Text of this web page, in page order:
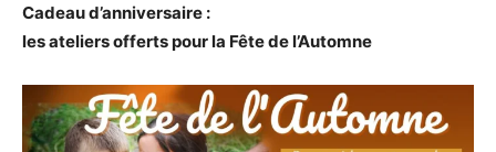
Cadeau d’anniversaire :
les ateliers offerts pour la Fête de l’Automne